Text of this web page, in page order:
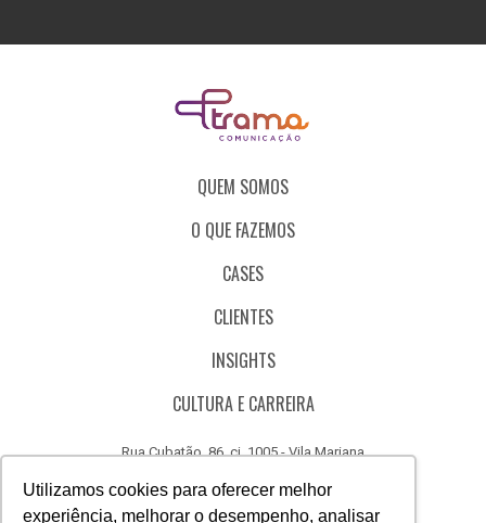
Utilizamos cookies para oferecer melhor
experiência, melhorar o desempenho, analisar
QUEM SOMOS
O QUE FAZEMOS
CASES
CLIENTES
INSIGHTS
CULTURA E CARREIRA
Rua Cubatão, 86, cj. 1005 - Vila Mariana